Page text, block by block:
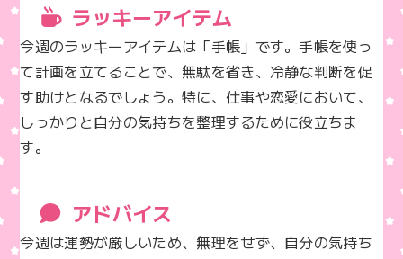
ラッキーアイテム
今週のラッキーアイテムは「手帳」です。手帳を使っ
て計画を立てることで、無駄を省き、冷静な判断を促
す助けとなるでしょう。特に、仕事や恋愛において、
しっかりと自分の気持ちを整理するために役立ちま
す。
アドバイス
今週は運勢が厳しいため、無理をせず、自分の気持ち